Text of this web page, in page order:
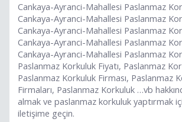
Cankaya-Ayranci-Mahallesi Paslanmaz
Cankaya-Ayranci-Mahallesi Paslanmaz
Cankaya-Ayranci-Mahallesi Paslanmaz
Cankaya-Ayranci-Mahallesi Paslanmaz
Cankaya-Ayranci-Mahallesi Paslanmaz
Paslanmaz Korkuluk Fiyatı, Paslanmaz
Paslanmaz Korkuluk Firması, Paslanmaz
Firmaları, Paslanmaz Korkuluk …vb
almak ve paslanmaz korkuluk yaptırmak
iletişime geçin.